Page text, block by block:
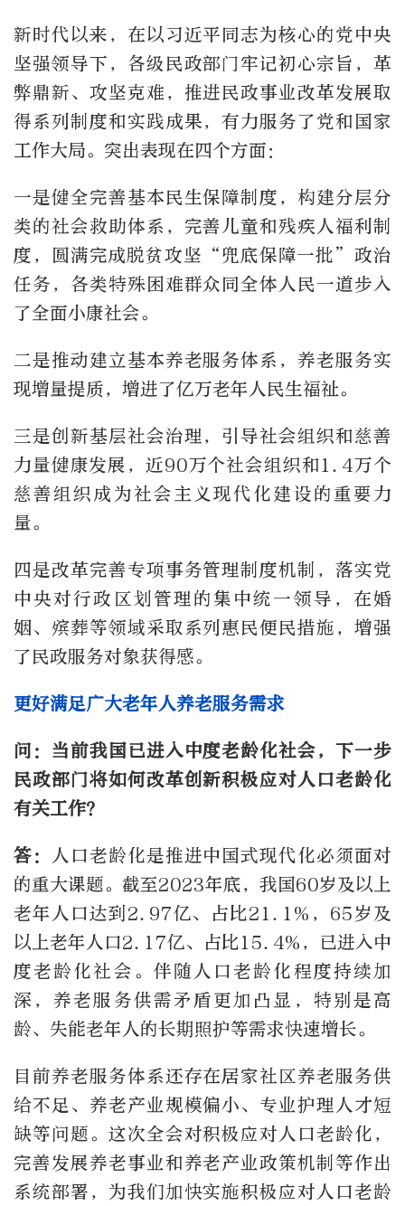
新时代以来，在以习近平同志为核心的党中央
坚强领导下，各级民政部门牢记初心宗旨，革
弊鼎新、攻坚克难，推进民政事业改革发展取
得系列制度和实践成果，有力服务了党和国家
工作大局。突出表现在四个方面：
一是健全完善基本民生保障制度，构建分层分
类的社会救助体系，完善儿童和残疾人福利制
度，圆满完成脱贫攻坚“兜底保障一批”政治
任务，各类特殊困难群众同全体人民一道步入
了全面小康社会。
二是推动建立基本养老服务体系，养老服务实
现增量提质，增进了亿万老年人民生福祉。
三是创新基层社会治理，引导社会组织和慈善
力量健康发展，近90万个社会组织和1.4万个
慈善组织成为社会主义现代化建设的重要力
量。
四是改革完善专项事务管理制度机制，落实党
中央对行政区划管理的集中统一领导，在婚
姻、殡葬等领域采取系列惠民便民措施，增强
了民政服务对象获得感。
更好满足广大老年人养老服务需求
问：当前我国已进入中度老龄化社会，下一步
民政部门将如何改革创新积极应对人口老龄化
有关工作？
答：
人口老龄化是推进中国式现代化必须面对
的重大课题。截至2023年底，我国60岁及以上
老年人口达到2.97亿、占比21.1%，65岁及
以上老年人口2.17亿、占比15.4%，已进入中
度老龄化社会。伴随人口老龄化程度持续加
深，养老服务供需矛盾更加凸显，特别是高
龄、失能老年人的长期照护等需求快速增长。
目前养老服务体系还存在居家社区养老服务供
给不足、养老产业规模偏小、专业护理人才短
缺等问题。这次全会对积极应对人口老龄化，
完善发展养老事业和养老产业政策机制等作出
系统部署，为我们加快实施积极应对人口老龄